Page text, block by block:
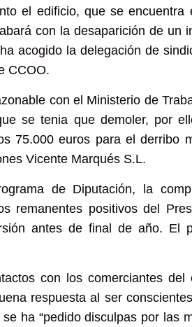
el edificio, que se encuentra
con la desaparición de un
acogido la delegación de
CCOO.
con el Ministerio de
se tenia que demoler, por
75.000 euros para el derribo
Vicente Marqués S.L.
de Diputación, la
remanentes positivos del
antes de final de año. El
con los comerciantes del
respuesta al ser
ha “pedido disculpas por las